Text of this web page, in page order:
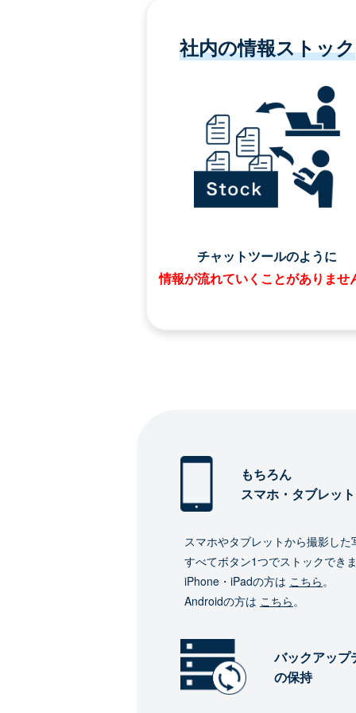
社内の情報ストック
チャットツールのように
情報が流れていくことがありませ
もちろん
スマホ・タブレッ
スマホやタブレットから撮影した
すべてボタン1つでストックでき
iPhone・iPadの方は こちら。
Androidの方は こちら。
バックアップ
の保持